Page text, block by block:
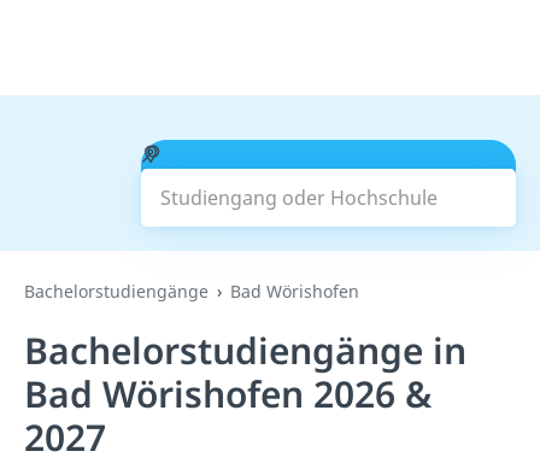
Studiengang oder Hochschule
Suchen
Bachelorstudiengänge Bad Wörishofen
Bachelorstudiengänge in
Bad Wörishofen 2026 &
2027